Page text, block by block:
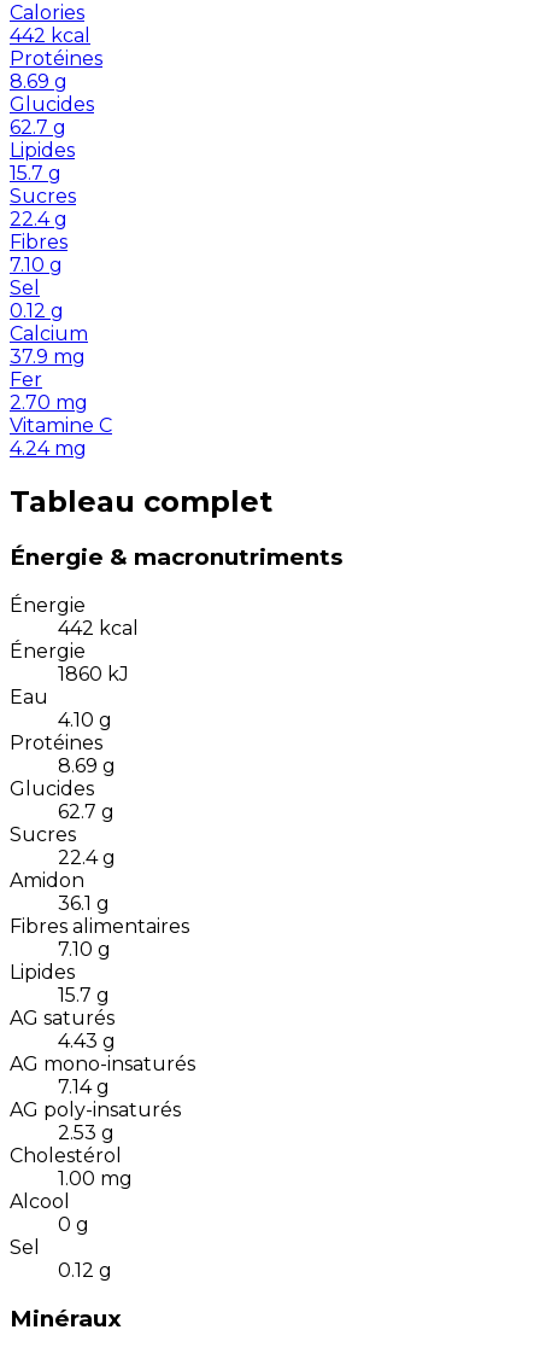
Calories
442 kcal
Protéines
8.69 g
Glucides
62.7 g
Lipides
15.7 g
Sucres
22.4 g
Fibres
7.10 g
Sel
0.12 g
Calcium
37.9 mg
Fer
2.70 mg
Vitamine C
4.24 mg
Tableau complet
Énergie & macronutriments
Énergie
442 kcal
Énergie
1860 kJ
Eau
4.10 g
Protéines
8.69 g
Glucides
62.7 g
Sucres
22.4 g
Amidon
36.1 g
Fibres alimentaires
7.10 g
Lipides
15.7 g
AG saturés
4.43 g
AG mono-insaturés
7.14 g
AG poly-insaturés
2.53 g
Cholestérol
1.00 mg
Alcool
0 g
Sel
0.12 g
Minéraux